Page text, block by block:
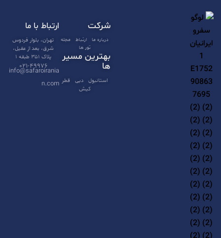
e
n
t
i
e
:
شرکت
درباره ما ارتباط
مجله
تور ها
بهترین مسیر
ها
استانبول دبی
قطر
کیش
ارتباط با ما
تهران، بلوار فردوس
شرق، بعد از عقیل،
پلاک ۳۵۱ طبقه ۱
۰۲۱-۴۹۹۷۶
info@safaroirania
n.com